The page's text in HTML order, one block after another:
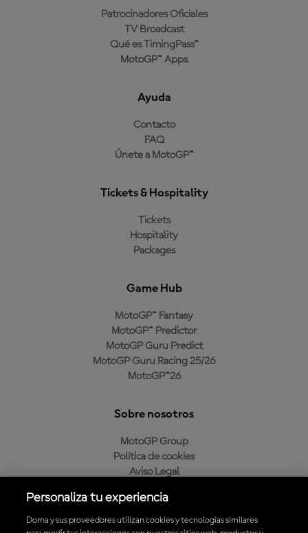
Patrocinadores Oficiales
TV Broadcast
Qué es TimingPass™
MotoGP™ Apps
Ayuda
Contacto
FAQ
Únete a MotoGP™
Tickets & Hospitality
Tickets
Hospitality
Packages
Game Hub
MotoGP™ Fantasy
MotoGP™ Predictor
MotoGP Guru Predict
MotoGP Guru Racing 25/26
MotoGP™26
Sobre nosotros
MotoGP Group
Política de cookies
Aviso Legal
Política de compra
Personaliza tu experiencia
Dorna y sus proveedores utilizan cookies y tecnologías similares